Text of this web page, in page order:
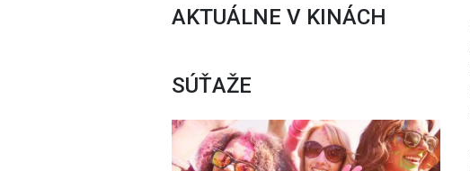
AKTUÁLNE V KINÁCH
SÚŤAŽE